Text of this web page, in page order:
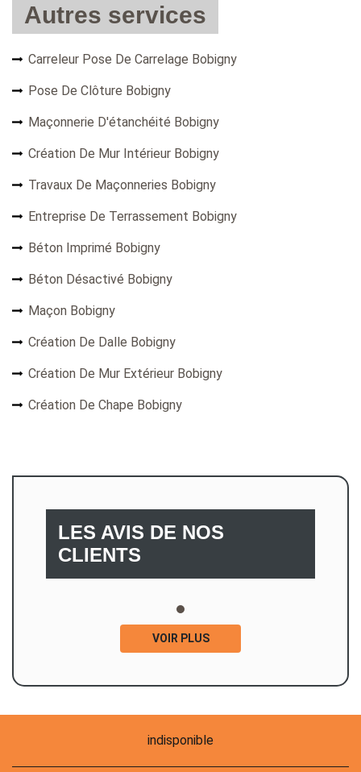
Autres services
Carreleur Pose De Carrelage Bobigny
Pose De Clôture Bobigny
Maçonnerie D'étanchéité Bobigny
Création De Mur Intérieur Bobigny
Travaux De Maçonneries Bobigny
Entreprise De Terrassement Bobigny
Béton Imprimé Bobigny
Béton Désactivé Bobigny
Maçon Bobigny
Création De Dalle Bobigny
Création De Mur Extérieur Bobigny
Création De Chape Bobigny
LES AVIS DE NOS
CLIENTS
VOIR PLUS
indisponible